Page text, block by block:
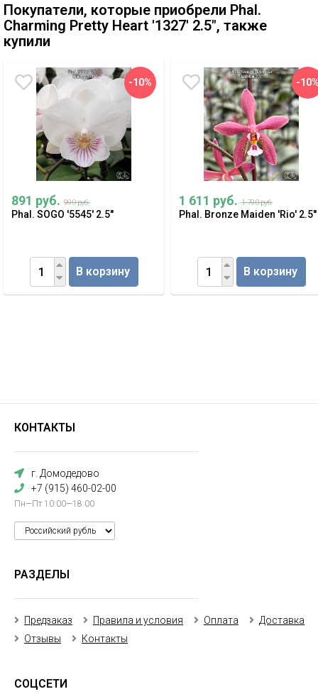
Покупатели, которые приобрели Phal.
Charming Pretty Heart '1327' 2.5", также
купили
-10%
891 руб. 990 руб.
Phal. SOGO '5545' 2.5''
В корзину
-
1 611 руб. 1 790 руб.
Phal. Bronze Maiden 'Rio' 2.5''
В корзину
КОНТАКТЫ
г. Домодедово
+7 (915) 460-02-00
Пн—Пт 10:00—18:00
РАЗДЕЛЫ
Предзаказ Правила и условия Оплата
Доставка
Отзывы
Контакты
СОЦСЕТИ